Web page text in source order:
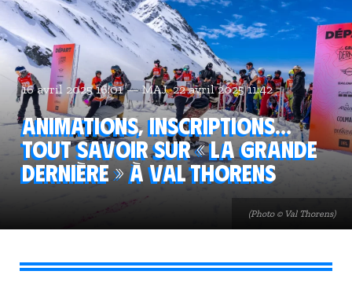
(Photo © Val Thorens)
16 avril 2025 16:01 MAJ 22 avril 2025 11:42
Animations, inscriptions…
Tout savoir sur « La Grande
Dernière » à Val Thorens